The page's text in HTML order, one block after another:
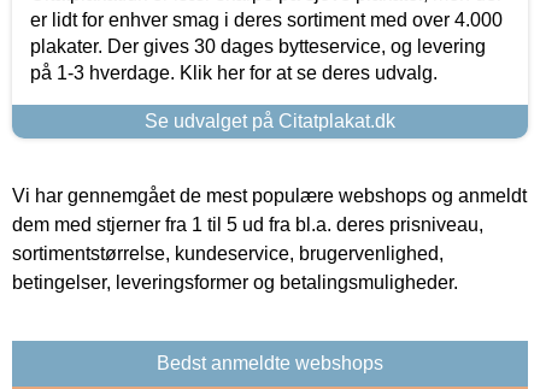
er lidt for enhver smag i deres sortiment med over 4.000
plakater. Der gives 30 dages bytteservice, og levering
på 1-3 hverdage. Klik her for at se deres udvalg.
Se udvalget på Citatplakat.dk
Vi har gennemgået de mest populære webshops og anmeldt
dem med stjerner fra 1 til 5 ud fra bl.a. deres prisniveau,
sortimentstørrelse, kundeservice, brugervenlighed,
betingelser, leveringsformer og betalingsmuligheder.
Bedst anmeldte webshops